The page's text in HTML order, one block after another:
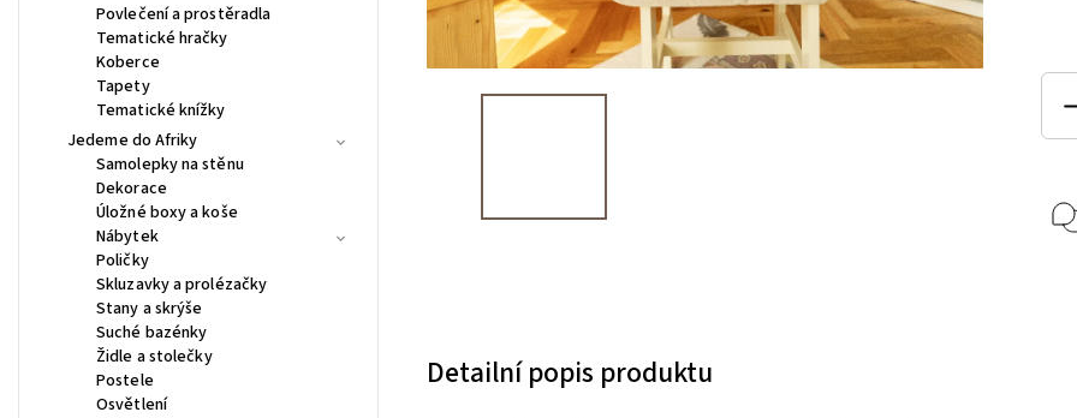
Povlečení a prostěradla
Tematické hračky
Koberce
Tapety
Tematické knížky
Jedeme do Afriky
Samolepky na stěnu
Dekorace
Úložné boxy a koše
Nábytek
Poličky
Skluzavky a prolézačky
Stany a skrýše
Suché bazénky
Židle a stolečky
Postele
Osvětlení
Detailní popis produktu